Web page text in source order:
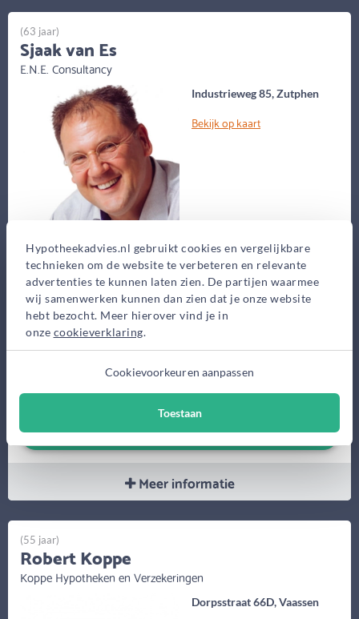
Hypotheekadvies.nl gebruikt cookies en vergelijkbare
technieken om de website te verbeteren en relevante
advertenties te kunnen laten zien. De partijen waarmee
wij samenwerken kunnen dan zien dat je onze website
hebt bezocht. Meer hierover vind je in
onze cookieverklaring.
Cookievoorkeuren aanpassen
Toestaan
Industrieweg 85, Zutphen
Bekijk op kaart
Bij E.N.E. Consultancy houden we het graag persoonlijk. Want
dat maakt uiteindelijk het verschil tussen een verkoper en een
echte adviseur....
(63 jaar)
Sjaak van Es
E.N.E. Consultancy
Eerste gesprek
Maak gratis afspraak
Meer informatie
Dorpsstraat 66D, Vaassen
(55 jaar)
Robert Koppe
Koppe Hypotheken en Verzekeringen